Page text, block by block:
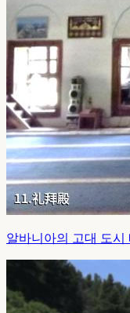
알바니아의 고대 도